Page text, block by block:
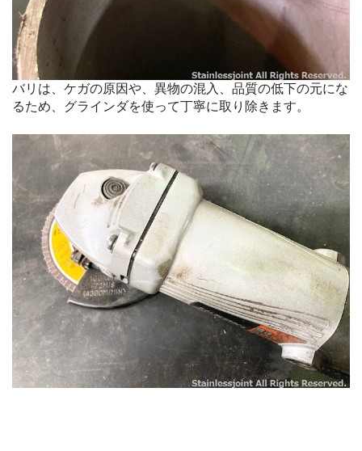
バリは、ケガの原因や、異物の混入、品質の低下の元にな
るため、グラインダを使って丁寧に取り除きます。